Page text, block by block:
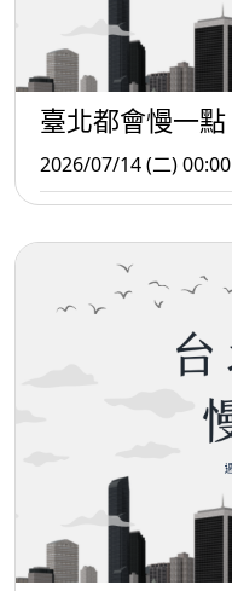
臺北都會慢一點
2026/07/14 (二) 00:00